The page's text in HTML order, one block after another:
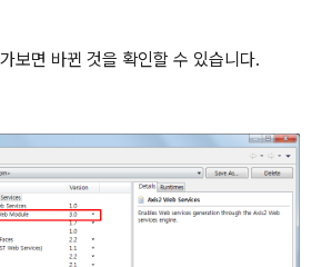
보면 바뀐 것을 확인할 수 있습니다.